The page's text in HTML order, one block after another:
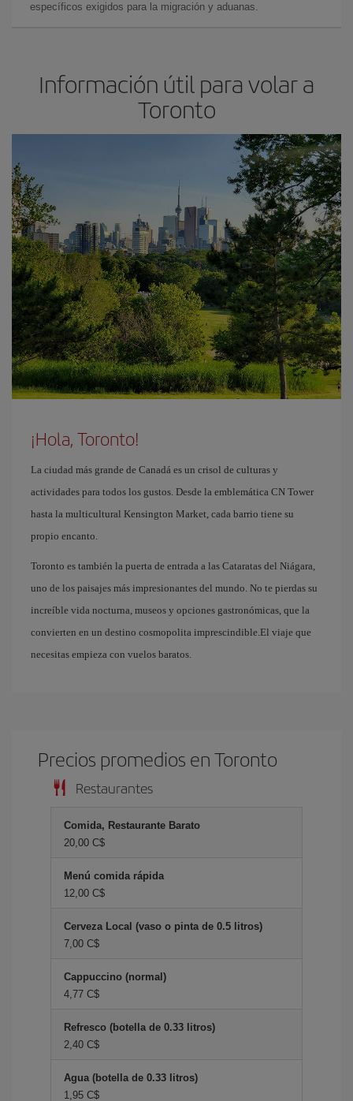
específicos exigidos para la migración y aduanas.
Información útil para volar a
Toronto
¡Hola, Toronto!
La ciudad más grande de Canadá es un crisol de culturas y
actividades para todos los gustos. Desde la emblemática CN Tower
hasta la multicultural Kensington Market, cada barrio tiene su
propio encanto.
Toronto es también la puerta de entrada a las Cataratas del Niágara,
uno de los paisajes más impresionantes del mundo. No te pierdas su
increíble vida nocturna, museos y opciones gastronómicas, que la
convierten en un destino cosmopolita imprescindible.El viaje que
necesitas empieza con vuelos baratos.
Precios promedios en Toronto
Restaurantes
Comida, Restaurante Barato
20,00 C$
Menú comida rápida
12,00 C$
Cerveza Local (vaso o pinta de 0.5 litros)
7,00 C$
Cappuccino (normal)
4,77 C$
Refresco (botella de 0.33 litros)
2,40 C$
Agua (botella de 0.33 litros)
1,95 C$